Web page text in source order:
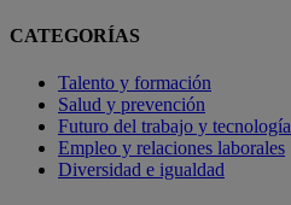
CATEGORÍAS
Talento y formación
Salud y prevención
Futuro del trabajo y tecnología
Empleo y relaciones laborales
Diversidad e igualdad